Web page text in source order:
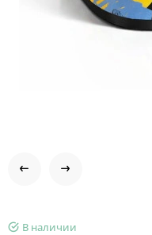
В наличии